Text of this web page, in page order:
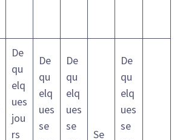
De
qu
elq
ues
jou
rs
De
qu
elq
ues
se
De
qu
elq
ues
se
Se
De
qu
elq
ues
se